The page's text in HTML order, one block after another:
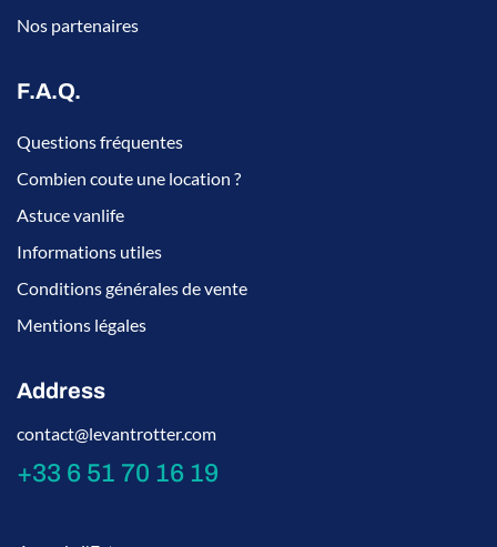
Nos partenaires
F.A.Q.
Questions fréquentes
Combien coute une location ?
Astuce vanlife
Informations utiles
Conditions générales de vente
Mentions légales
Address
contact@levantrotter.com
+33 6 51 70 16 19